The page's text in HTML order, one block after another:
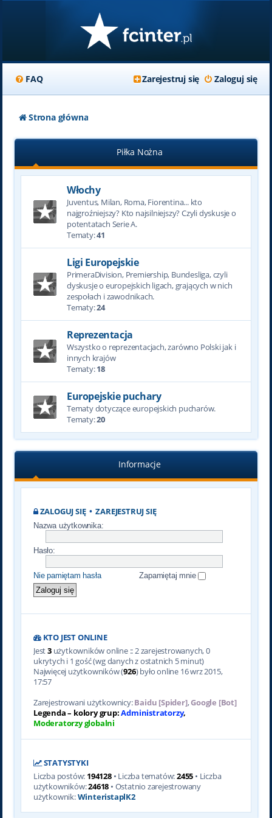
FAQ Zaloguj się
Zarejestruj się
Strona główna
Piłka Nożna
Włochy
Juventus, Milan, Roma, Fiorentina... kto
najgroźniejszy? Kto najsilniejszy? Czyli dyskusje o
potentatach Serie A.
Tematy:41
Ligi Europejskie
PrimeraDivision, Premiership, Bundesliga, czyli
dyskusje o europejskich ligach, grających w nich
zespołach i zawodnikach.
Tematy:24
Reprezentacja
Wszystko o reprezentacjach, zarówno Polski jak i
innych krajów
Tematy:18
Europejskie puchary
Tematy dotyczące europejskich pucharów.
Tematy:20
Informacje
ZALOGUJ SIĘ•ZAREJESTRUJ SIĘ
Nazwa użytkownika:
Hasło:
Nie pamiętam hasła Zapamiętaj mnie
KTO JEST ONLINE
Jest3użytkowników online :: 2 zarejestrowanych, 0
ukrytych i 1 gość (wg danych z ostatnich 5 minut)
Najwięcej użytkowników (926) było online 16 wrz 2015,
17:57
Zarejestrowani użytkownicy:Baidu [Spider],Google [Bot]
Legenda – kolory grup:Administratorzy,
Moderatorzy globalni
STATYSTYKI
Liczba postów: 194128• Liczba tematów:2455 • Liczba
użytkowników:24618 • Ostatnio zarejestrowany
użytkownik:WinteristaplK2